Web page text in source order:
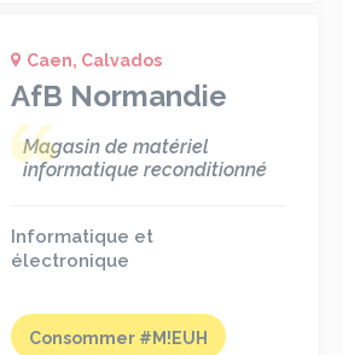
Caen, Calvados
AfB Normandie
Magasin de matériel
informatique reconditionné
Informatique et
électronique
Consommer #M!EUH